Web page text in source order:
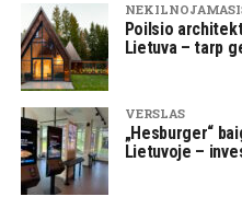
Poilsio
Lietuva – tarp
VERSLAS
„Hesburger“
Lietuvoje –